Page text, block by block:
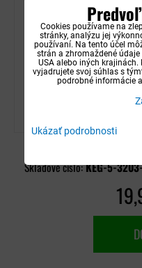
Ochranný poťah
Skladové číslo:KEG-5-
Cookies používame na
stránky, analýzu jej
používaní. Na tento účel
strán a zhromaždené
USA alebo iných krajinách.
vyjadrujete svoj súhlas s
podrobné informácie
Ukázať podrobnosti